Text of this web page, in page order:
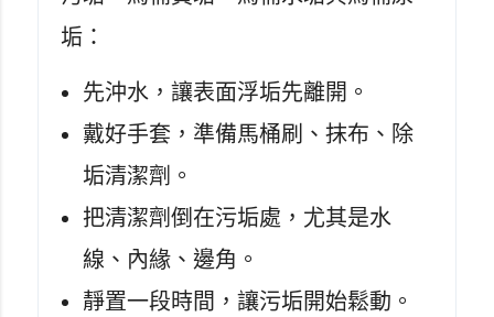
垢：
先沖水，讓表面浮垢先離開。
戴好手套，準備馬桶刷、抹布、除
垢清潔劑。
把清潔劑倒在污垢處，尤其是水
線、內緣、邊角。
靜置一段時間，讓污垢開始鬆動。